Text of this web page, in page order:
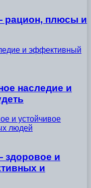
рацион, плюсы и
и эффективный
наследие и
и устойчивое
людей
здоровое и
и